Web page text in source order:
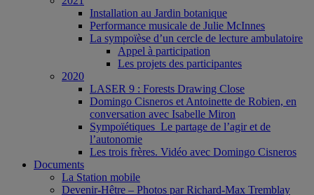
Installation au Jardin botanique
Performance musicale de Julie McInnes
La sympoïèse d’un cercle de lecture ambulatoire
Appel à participation
Les projets des participantes
2020
LASER 9 : Forests Drawing Close
Domingo Cisneros et Antoinette de Robien, en
conversation avec Isabelle Miron
Sympoïétiques_Le partage de l’agir et de
l’autonomie
Les trois frères. Vidéo avec Domingo Cisneros
Documents
La Station mobile
Devenir-Hêtre – Photos par Richard-Max Tremblay